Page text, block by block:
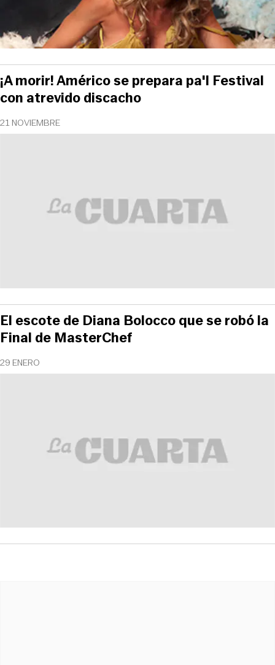
21 NOVIEMBRE
¡A morir! Américo se prepara pa'l Festival
con atrevido discacho
29 ENERO
El escote de Diana Bolocco que se robó la
Final de MasterChef